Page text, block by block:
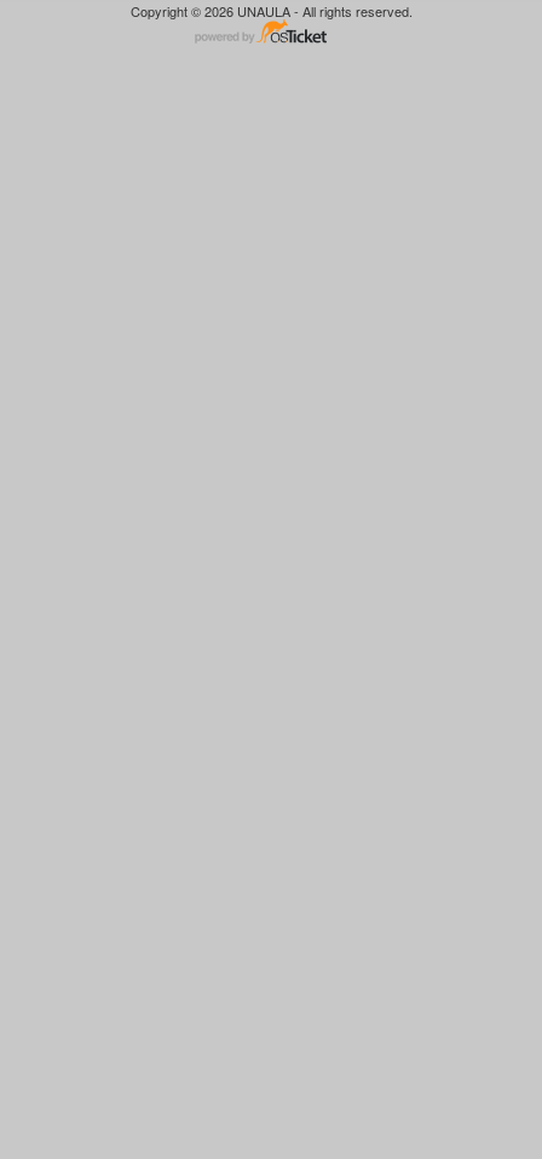
Copyright © 2026 UNAULA - All rights reserved.